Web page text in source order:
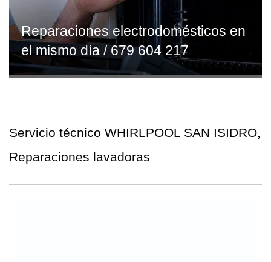
Reparaciones electrodomésticos en
el mismo día / 679 604 217
Servicio técnico WHIRLPOOL SAN ISIDRO,
Reparaciones lavadoras